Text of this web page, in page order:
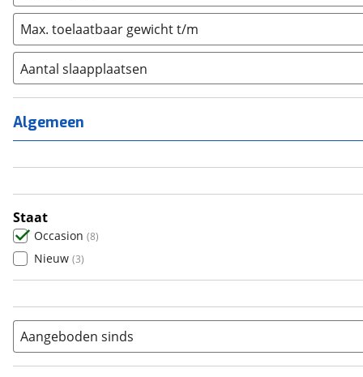
Max. toelaatbaar gewicht t/m
Aantal slaapplaatsen
1 (0)
2 (0)
3 (3)
Algemeen
Staat
Occasion (8)
Nieuw (3)
Aangeboden sinds